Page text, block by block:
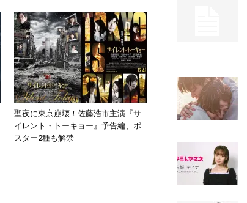
聖夜に東京崩壊！佐藤浩市主演『サ
イレント・トーキョー』予告編、ポ
スター2種も解禁